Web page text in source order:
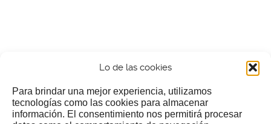
Lo de las cookies
Para brindar una mejor experiencia, utilizamos
tecnologías como las cookies para almacenar
información. El consentimiento nos permitirá procesar